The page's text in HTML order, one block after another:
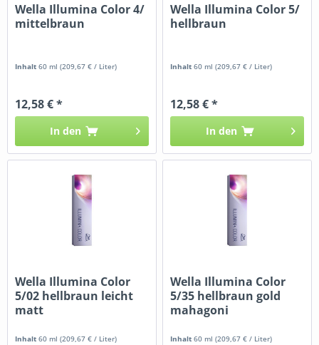
Wella Illumina Color 4/
mittelbraun
Inhalt60 ml(209,67 € / Liter)
12,58 € *
In den
Wella Illumina Color 5/
hellbraun
Inhalt60 ml(209,67 € / Liter)
12,58 € *
In den
Wella Illumina Color
5/02 hellbraun leicht
matt
Inhalt60 ml(209,67 € / Liter)
Wella Illumina Color
5/35 hellbraun gold
mahagoni
Inhalt60 ml(209,67 € / Liter)